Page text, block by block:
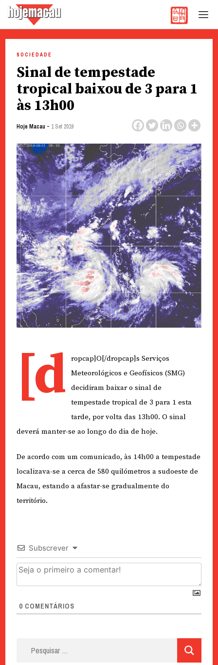
content
SOCIEDADE
Sinal de tempestade
tropical baixou de 3 para 1
às 13h00
Hoje Macau - 1 Set 2019
[d
ropcap]O[/dropcap]s Serviços
Meteorológicos e Geofísicos (SMG)
decidiram baixar o sinal de
tempestade tropical de 3 para 1 esta
tarde, por volta das 13h00. O sinal
deverá manter-se ao longo do dia de hoje.
De acordo com um comunicado, às 14h00 a tempestade
localizava-se a cerca de 580 quilómetros a sudoeste de
Macau, estando a afastar-se gradualmente do
território.
Subscrever
0 COMENTÁRIOS